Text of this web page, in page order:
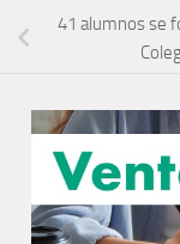
41 alumnos se